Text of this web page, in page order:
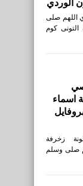
الوردي
اللهم صلى
كوم
اسماء
زخرفة
صلى وسلم